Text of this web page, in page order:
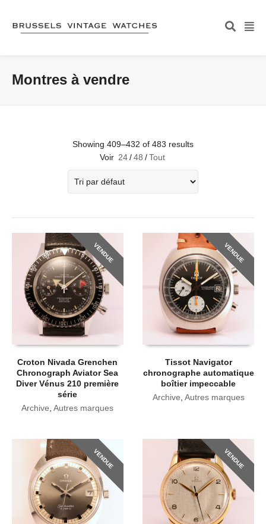
Montres à vendre
Showing 409–432 of 483 results
Voir 24 / 48 / Tout
VENDUE
Croton Nivada Grenchen
Chronograph Aviator Sea
Diver Vénus 210 première
série
Archive ,Autres marques
VENDUE
Tissot Navigator
chronographe automatique
boîtier impeccable
Archive Autres marques
VENDUE VENDUE